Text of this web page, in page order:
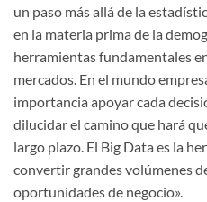
un paso más allá de la
en la materia prima de la
herramientas fundamentales
mercados. En el mundo
importancia apoyar cada
dilucidar el camino que hará
largo plazo. El Big Data es la
convertir grandes volúmenes
oportunidades de negocio».